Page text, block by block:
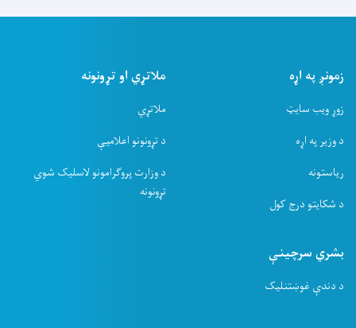
زمونږ په اړه
زوړ ویب سایټ
د وزیر په اړه
ریاستونه
د شکایتو درج کول
ملاتړي او تړونونه
ملاتړي
د تړونونو اعلامیې
د وزارت پروګرامونو لاسلیک شوي
تړونونه
بشري سرچینې
د دندې غوښتنلیک